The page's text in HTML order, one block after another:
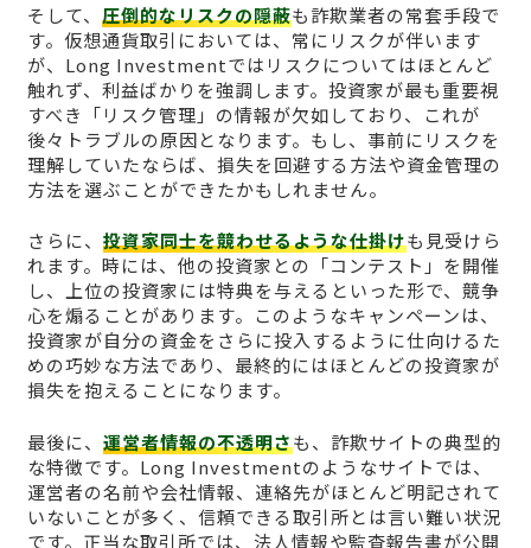
そして、 圧倒的なリスクの隠蔽も詐欺業者の常套手段で
す。仮想通貨取引においては、常にリスクが伴います
が、Long Investmentではリスクについてはほとんど
触れず、利益ばかりを強調します。投資家が最も重要視
すべき「リスク管理」の情報が欠如しており、これが
後々トラブルの原因となります。もし、事前にリスクを
理解していたならば、損失を回避する方法や資金管理の
方法を選ぶことができたかもしれません。
さらに、 投資家同士を競わせるような仕掛けも見受けら
れます。時には、他の投資家との「コンテスト」を開催
し、上位の投資家には特典を与えるといった形で、競争
心を煽ることがあります。このようなキャンペーンは、
投資家が自分の資金をさらに投入するように仕向けるた
めの巧妙な方法であり、最終的にはほとんどの投資家が
損失を抱えることになります。
最後に、 運営者情報の不透明さも、詐欺サイトの典型的
な特徴です。Long Investmentのようなサイトでは、
運営者の名前や会社情報、連絡先がほとんど明記されて
いないことが多く、信頼できる取引所とは言い難い状況
です。正当な取引所では、法人情報や監査報告書が公開